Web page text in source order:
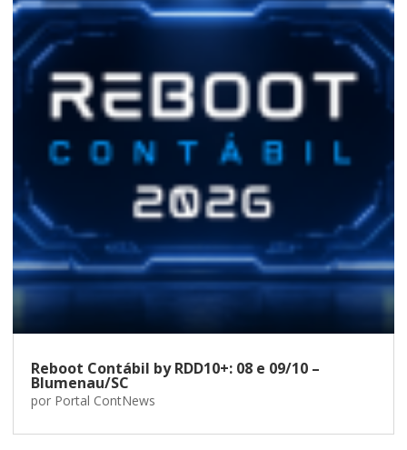
Reboot Contábil by RDD10+: 08 e 09/10 –
Blumenau/SC
por Portal ContNews